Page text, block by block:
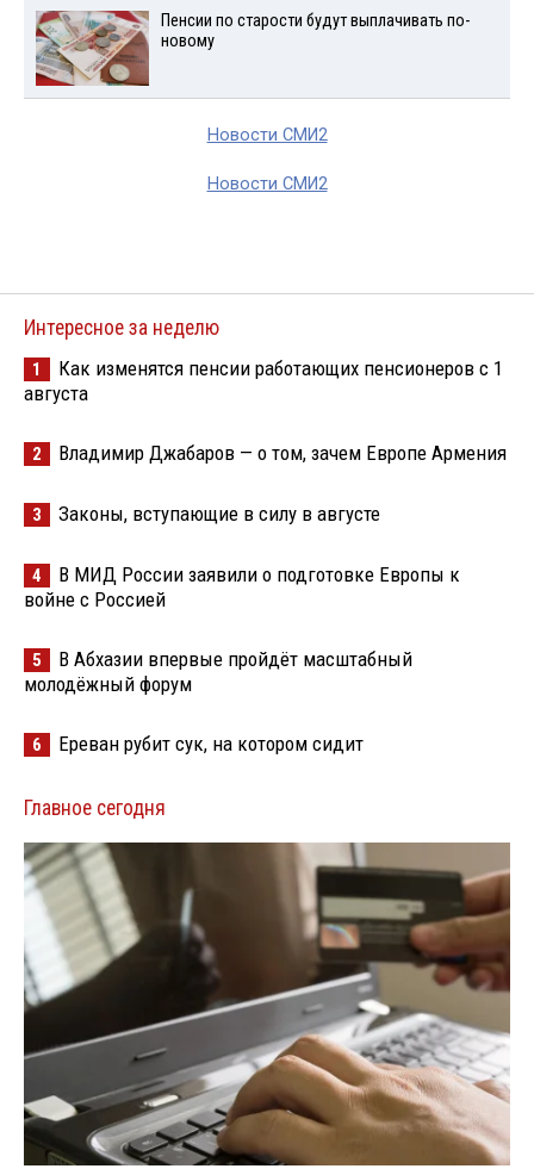
Пенсии по старости будут выплачивать по-
новому
Новости СМИ2
Новости СМИ2
Интересное за неделю
1
Как изменятся пенсии работающих пенсионеров с 1
августа
2 Владимир Джабаров — о том, зачем Европе Армения
3 Законы, вступающие в силу в августе
4
В МИД России заявили о подготовке Европы к
войне с Россией
5
В Абхазии впервые пройдёт масштабный
молодёжный форум
6 Ереван рубит сук, на котором сидит
Главное сегодня